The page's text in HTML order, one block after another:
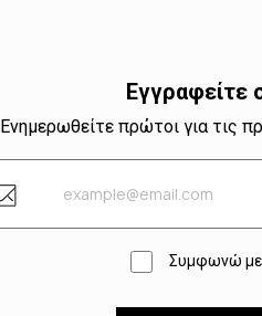
Εγγραφείτε
Ενημερωθείτε πρώτοι για τις
Συμφωνώ με